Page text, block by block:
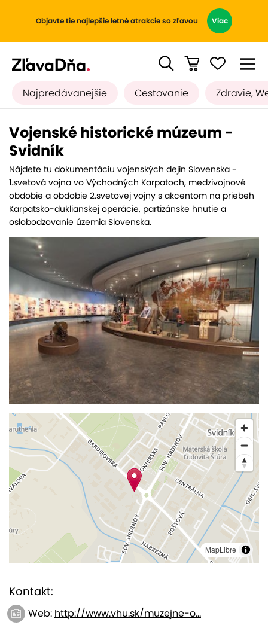
Objavte tie najlepšie letné atrakcie so zľavou Viac
Najpredávanejšie Cestovanie Zdravie,
Vojenské historické múzeum -
Svidník
Nájdete tu dokumentáciu vojenských dejín Slovenska -
1.svetová vojna vo Východných Karpatoch, medzivojnové
obdobie a obdobie 2.svetovej vojny s akcentom na priebeh
Karpatsko-duklianskej operácie, partizánske hnutie a
oslobodzovanie územia Slovenska.
MapLibre
Kontakt:
Web: http://www.vhu.sk/muzejne-o...